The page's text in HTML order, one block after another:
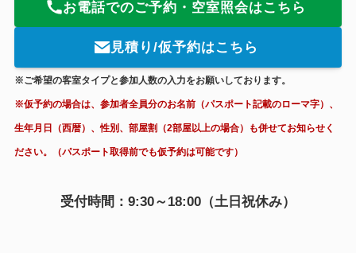
お電話でのご予約・空室照会はこちら
見積り/仮予約はこちら
※ご希望の客室タイプと参加人数の入力をお願いしております。
※仮予約の場合は、参加者全員分のお名前（パスポート記載のローマ字）、
生年月日（西暦）、性別、部屋割（2部屋以上の場合）も併せてお知らせく
ださい。（パスポート取得前でも仮予約は可能です）
受付時間：9:30～18:00（土日祝休み）